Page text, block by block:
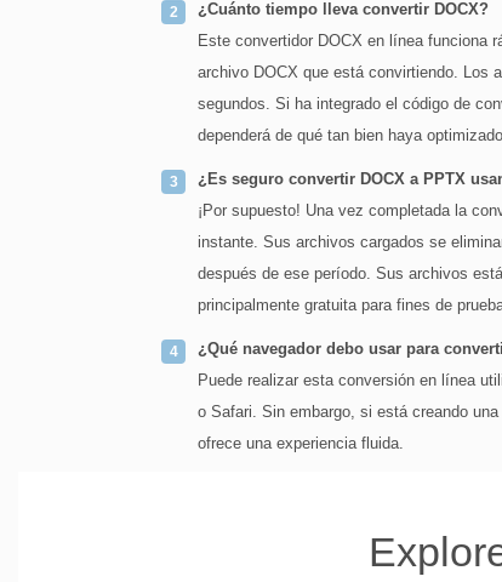
¿Cuánto tiempo lleva convertir DOCX?
Este convertidor DOCX en línea funciona
archivo DOCX que está convirtiendo. Los
segundos. Si ha integrado el código de
dependerá de qué tan bien haya
¿Es seguro convertir DOCX a PPTX
¡Por supuesto! Una vez completada la
instante. Sus archivos cargados se
después de ese período. Sus archivos
principalmente gratuita para fines de
¿Qué navegador debo usar para
Puede realizar esta conversión en línea
o Safari. Sin embargo, si está creando
ofrece una experiencia fluida.